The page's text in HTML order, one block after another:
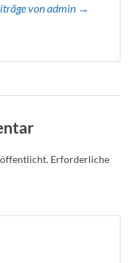
von admin →
Erforderliche